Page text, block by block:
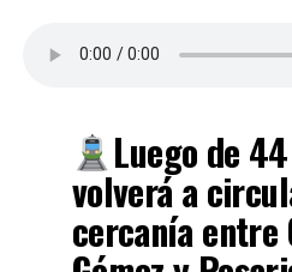
Luego de
volverá a
cercanía entre